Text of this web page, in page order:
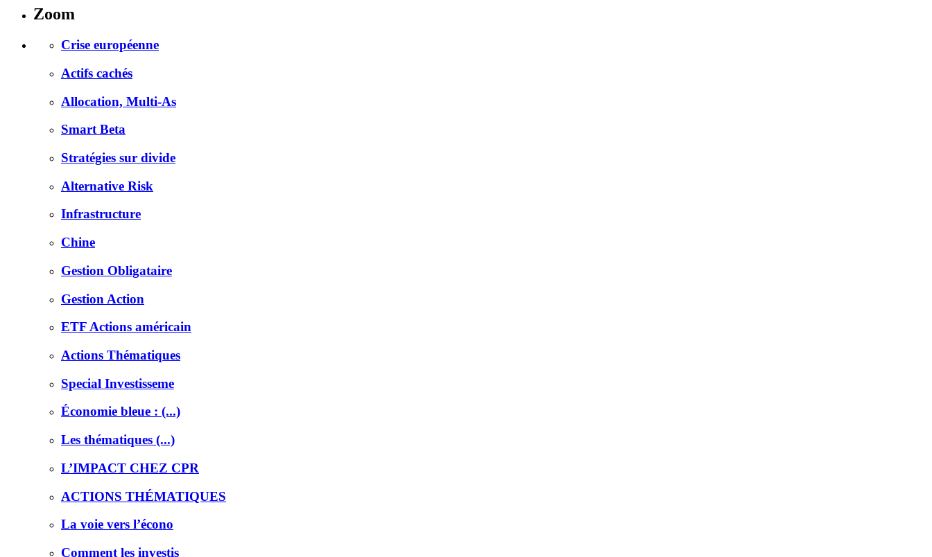
Zoom
Crise européenne
Actifs cachés
Allocation, Multi-As
Smart Beta
Stratégies sur divide
Alternative Risk
Infrastructure
Chine
Gestion Obligataire
Gestion Action
ETF Actions américain
Actions Thématiques
Special Investisseme
Économie bleue : (...)
Les thématiques (...)
L’IMPACT CHEZ CPR
ACTIONS THÉMATIQUES
La voie vers l’écono
Comment les investis